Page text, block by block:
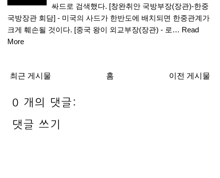
싸드로 검색했다. [창완취안 국방부장(장관)-한중
국방장관 회담] - 미국의 사드가 한반도에 배치되면 한중관계가
크게 훼손될 것이다. [중국 왕이 외교부장(장관) - 로… Read
More
최근 게시물 이전 게시물
홈
0 개의 댓글:
댓글 쓰기